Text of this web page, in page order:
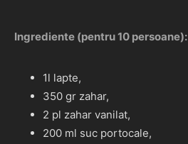
Ingrediente (pentru 10 persoane):
1l lapte,
350 gr zahar,
2 pl zahar vanilat,
200 ml suc portocale,